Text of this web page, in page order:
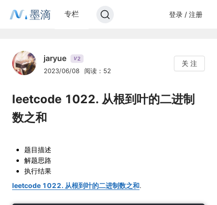
墨滴 专栏 登录 / 注册
jaryue V2
2023/06/08 阅读：52
关 注
leetcode 1022. 从根到叶的二进制
数之和
题目描述
解题思路
执行结果
leetcode 1022. 从根到叶的二进制数之和.